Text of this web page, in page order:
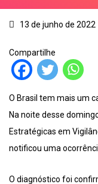
13 de junho de 2022
Compartilhe
O Brasil tem mais um
Na noite desse
Estratégicas em
notificou uma
O diagnóstico foi